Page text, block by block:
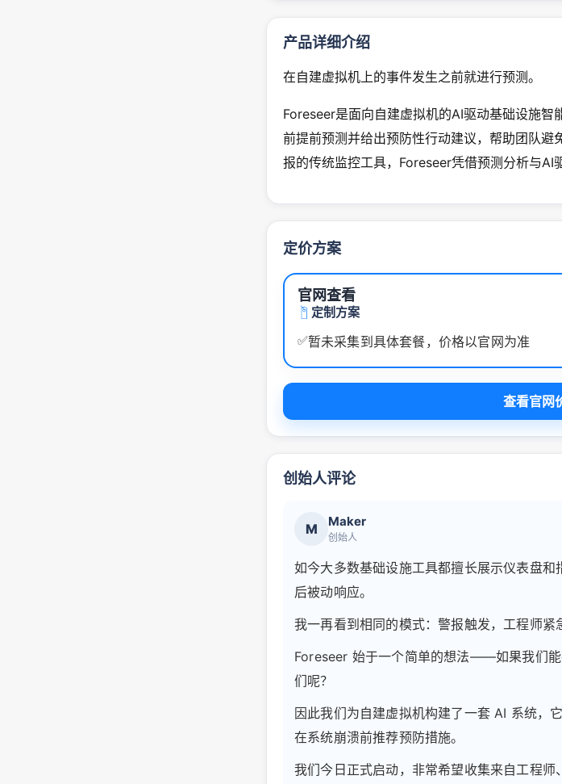
产品详细介绍
在自建虚拟机上的事件发生之前就进行预测。
Foreseer是面向自建虚拟机的AI驱动基础设施
前提前预测并给出预防性行动建议，帮助团队
报的传统监控工具，Foreseer凭借预测分析与AI
定价方案
官网查看
定制方案
✅暂未采集到具体套餐，价格以官网为准
查看官网
创始人评论
M Maker
创始人
如今大多数基础设施工具都擅长展示仪表盘
后被动响应。
我一再看到相同的模式：警报触发，工程师紧
Foreseer 始于一个简单的想法——如果我们
们呢？
因此我们为自建虚拟机构建了一套 AI 系统，
在系统崩溃前推荐预防措施。
我们今日正式启动，非常希望收集来自工程